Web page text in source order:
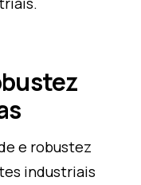
e robustez
industriais